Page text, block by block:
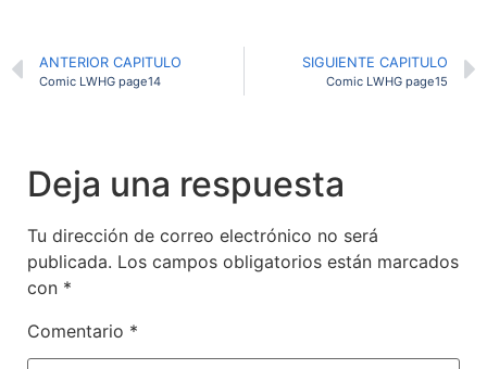
ANTERIOR CAPITULO
Comic LWHG page14
SIGUIENTE CAPITULO
Comic LWHG page15
Deja una respuesta
Tu dirección de correo electrónico no será
publicada. Los campos obligatorios están marcados
con *
Comentario *